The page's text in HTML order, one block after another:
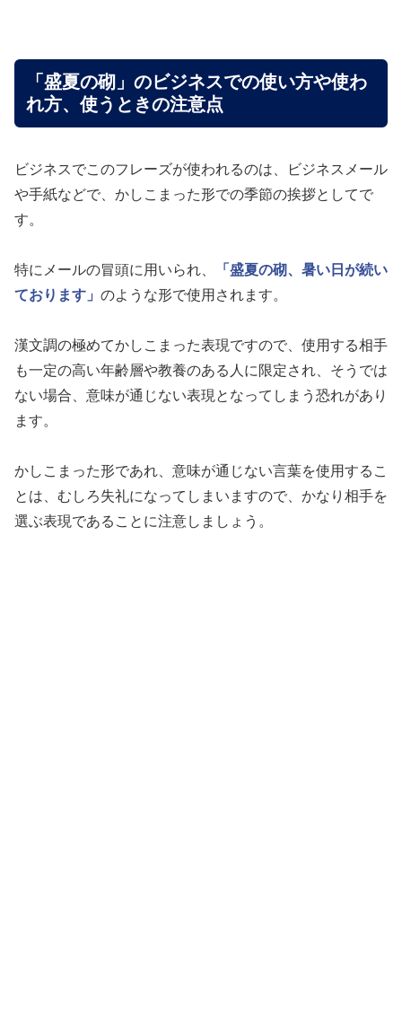
「盛夏の砌」のビジネスでの使い方や使わ
れ方、使うときの注意点
ビジネスでこのフレーズが使われるのは、ビジネスメール
や手紙などで、かしこまった形での季節の挨拶としてで
す。
特にメールの冒頭に用いられ、
「盛夏の砌、暑い日が続い
ております」 のような形で使用されます。
漢文調の極めてかしこまった表現ですので、使用する相手
も一定の高い年齢層や教養のある人に限定され、そうでは
ない場合、意味が通じない表現となってしまう恐れがあり
ます。
かしこまった形であれ、意味が通じない言葉を使用するこ
とは、むしろ失礼になってしまいますので、かなり相手を
選ぶ表現であることに注意しましょう。